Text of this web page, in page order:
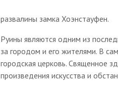
развалины замка Хоэнстауфен.
Руины являются одним из
за городом и его жителями. В
городская церковь. Священное
произведения искусства и